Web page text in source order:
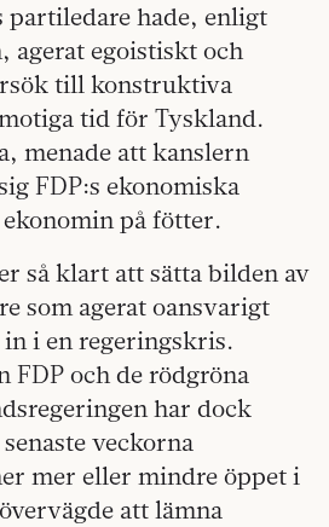
partiledare hade, enligt
agerat egoistiskt och
till konstruktiva
tid för Tyskland.
menade att kanslern
FDP:s ekonomiska
på fötter.
så klart att sätta bilden av
som agerat oansvarigt
i en regeringskris.
FDP och de rödgröna
har dock
veckorna
mer eller mindre öppet i
att lämna